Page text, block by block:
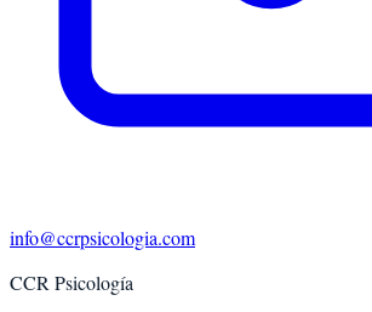
info@ccrpsicologia.com
CCR Psicología